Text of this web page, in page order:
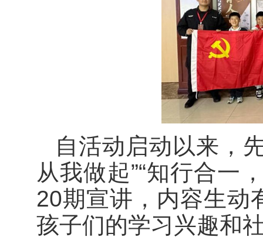
自活动启动以来，
从我做起”“知行合一
20期宣讲，内容生动
孩子们的学习兴趣和